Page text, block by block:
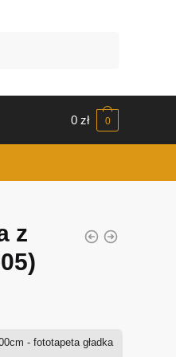
0 zł 0
z
- fototapeta gładka